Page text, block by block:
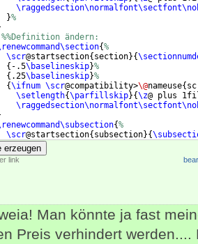
}%
%%Definition ändern:
{%
\scr@startsection{ section}{
{ -.5\baselineskip}%
{ .25\baselineskip}%
{\ifnum \scr@compatibility>\@nameuse{
\setlength{\parfillskip}{\z@ plus
{%
\scr@startsection{ subsection}{
{-.5\baselineskip
erzeugen
link
Man könnte ja fast
Preis verhindert